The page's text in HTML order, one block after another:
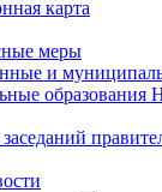
карта
меры
и
образования